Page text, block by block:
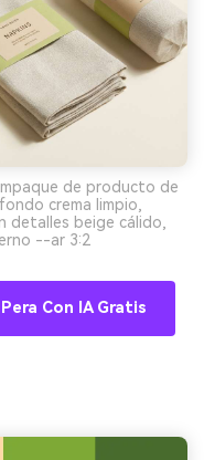
de producto de
crema limpio,
detalles beige cálido,
--ar 3:2
Con IA Gratis